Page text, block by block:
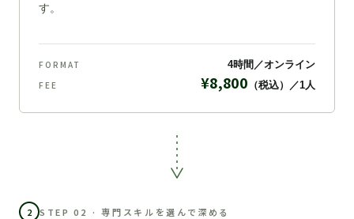
す。
FORMAT
4時間／オンライン
FEE
¥8,800 （税込）／1人
2 STEP 02 · 専門スキルを選んで深める